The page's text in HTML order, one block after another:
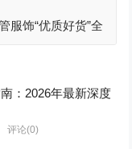
服饰“优质好货”全
：2026年最新深度
评论(0)